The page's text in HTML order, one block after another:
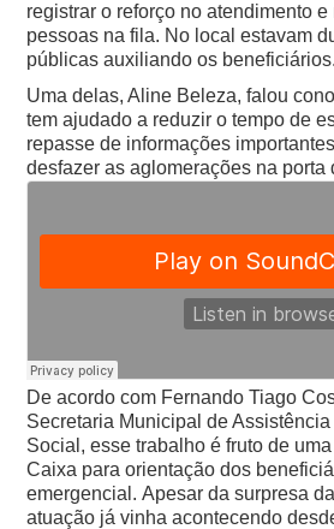
registrar o reforço no atendimento
pessoas na fila. No local estavam
públicas auxiliando os beneficiários.
Uma delas, Aline Beleza, falou
tem ajudado a reduzir o tempo de
repasse de informações
desfazer as aglomerações na porta
De acordo com Fernando Tiago
Secretaria Municipal de
Social, esse trabalho é fruto de
Caixa para orientação dos
emergencial.Apesar da surpresa
atuação já vinha acontecendo